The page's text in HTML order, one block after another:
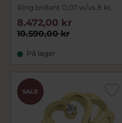
Ring brillant 0,07 w/vs.8 kt.
10.590,00 kr
8.472,00 kr
På lager
SALE